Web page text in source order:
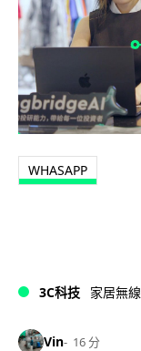
WHASAPP
3C科技 家居無線
Vin 16 分